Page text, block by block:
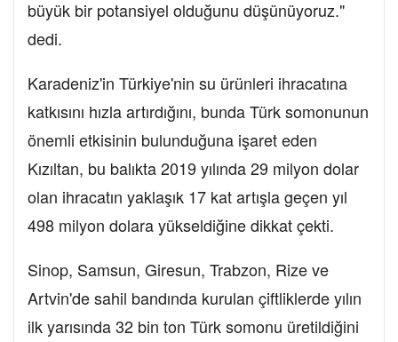
büyük bir potansiyel olduğunu düşünüyoruz."
dedi.
Karadeniz'in Türkiye'nin su ürünleri ihracatına
katkısını hızla artırdığını, bunda Türk somonunun
önemli etkisinin bulunduğuna işaret eden
Kızıltan, bu balıkta 2019 yılında 29 milyon dolar
olan ihracatın yaklaşık 17 kat artışla geçen yıl
498 milyon dolara yükseldiğine dikkat çekti.
Sinop, Samsun, Giresun, Trabzon, Rize ve
Artvin'de sahil bandında kurulan çiftliklerde yılın
ilk yarısında 32 bin ton Türk somonu üretildiğini